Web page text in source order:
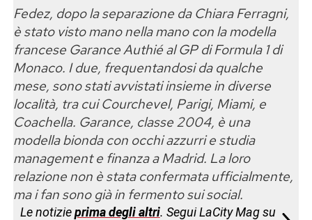
Fedez, dopo la separazione da Chiara Ferragni,
è stato visto mano nella mano con la modella
francese Garance Authié al GP di Formula 1 di
Monaco. I due, frequentandosi da qualche
mese, sono stati avvistati insieme in diverse
località, tra cui Courchevel, Parigi, Miami, e
Coachella. Garance, classe 2004, è una
modella bionda con occhi azzurri e studia
management e finanza a Madrid. La loro
relazione non è stata confermata ufficialmente,
ma i fan sono già in fermento sui social.
Le notizieprima degli altri. Segui LaCity Mag su